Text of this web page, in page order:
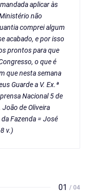
aplicar às
não
comprei algum
acabado, e por isso
prontos para que
o que é
que nesta semana
Guarde a V. Ex.ª
Nacional 5 de
de Oliveira
Fazenda = José
v.)
01 / 04